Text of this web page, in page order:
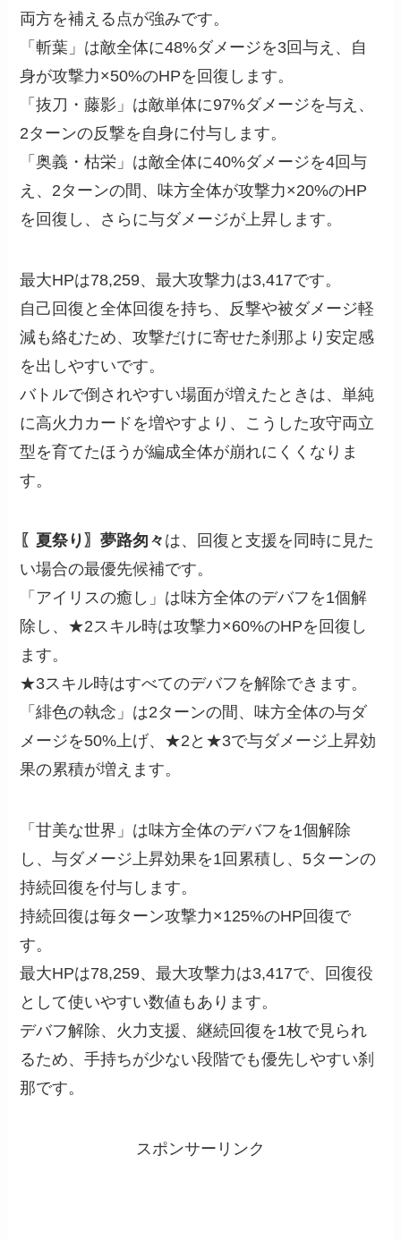
両方を補える点が強みです。
「斬葉」は敵全体に48%ダメージを3回与え、自
身が攻撃力×50%のHPを回復します。
「抜刀・藤影」は敵単体に97%ダメージを与え、
2ターンの反撃を自身に付与します。
「奥義・枯栄」は敵全体に40%ダメージを4回与
え、2ターンの間、味方全体が攻撃力×20%のHP
を回復し、さらに与ダメージが上昇します。
最大HPは78,259、最大攻撃力は3,417です。
自己回復と全体回復を持ち、反撃や被ダメージ軽
減も絡むため、攻撃だけに寄せた刹那より安定感
を出しやすいです。
バトルで倒されやすい場面が増えたときは、単純
に高火力カードを増やすより、こうした攻守両立
型を育てたほうが編成全体が崩れにくくなりま
す。
〖夏祭り〗夢路匆々 は、回復と支援を同時に見た
い場合の最優先候補です。
「アイリスの癒し」は味方全体のデバフを1個解
除し、★2スキル時は攻撃力×60%のHPを回復し
ます。
★3スキル時はすべてのデバフを解除できます。
「緋色の執念」は2ターンの間、味方全体の与ダ
メージを50%上げ、★2と★3で与ダメージ上昇効
果の累積が増えます。
「甘美な世界」は味方全体のデバフを1個解除
し、与ダメージ上昇効果を1回累積し、5ターンの
持続回復を付与します。
持続回復は毎ターン攻撃力×125%のHP回復で
す。
最大HPは78,259、最大攻撃力は3,417で、回復役
として使いやすい数値もあります。
デバフ解除、火力支援、継続回復を1枚で見られ
るため、手持ちが少ない段階でも優先しやすい刹
那です。
スポンサーリンク